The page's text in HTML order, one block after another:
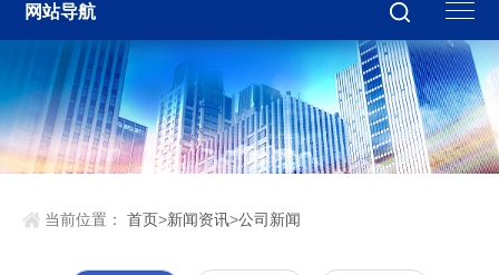
网站导航
当前位置：首页>新闻资讯>公司新闻